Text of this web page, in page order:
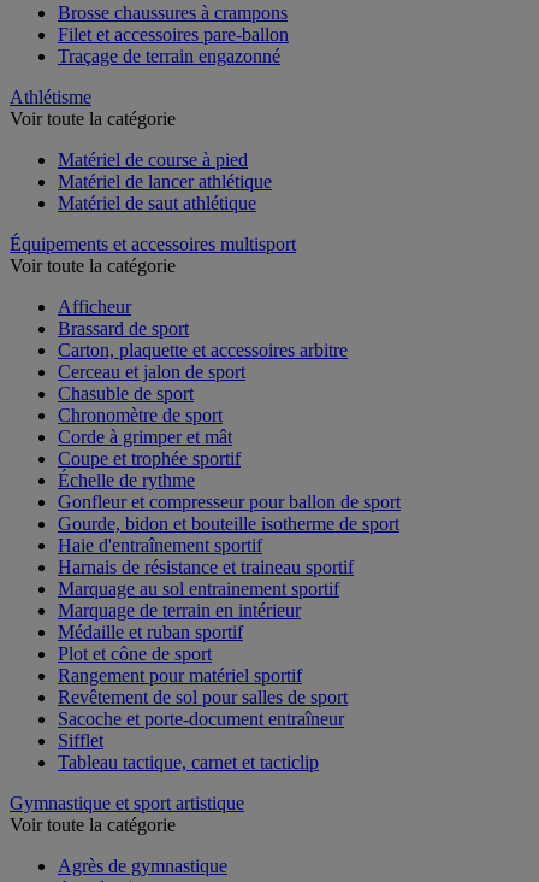
Brosse chaussures à crampons
Filet et accessoires pare-ballon
Traçage de terrain engazonné
Athlétisme
Voir toute la catégorie
Matériel de course à pied
Matériel de lancer athlétique
Matériel de saut athlétique
Équipements et accessoires multisport
Voir toute la catégorie
Afficheur
Brassard de sport
Carton, plaquette et accessoires arbitre
Cerceau et jalon de sport
Chasuble de sport
Chronomètre de sport
Corde à grimper et mât
Coupe et trophée sportif
Échelle de rythme
Gonfleur et compresseur pour ballon de sport
Gourde, bidon et bouteille isotherme de sport
Haie d'entraînement sportif
Harnais de résistance et traineau sportif
Marquage au sol entrainement sportif
Marquage de terrain en intérieur
Médaille et ruban sportif
Plot et cône de sport
Rangement pour matériel sportif
Revêtement de sol pour salles de sport
Sacoche et porte-document entraîneur
Sifflet
Tableau tactique, carnet et tacticlip
Gymnastique et sport artistique
Voir toute la catégorie
Agrès de gymnastique